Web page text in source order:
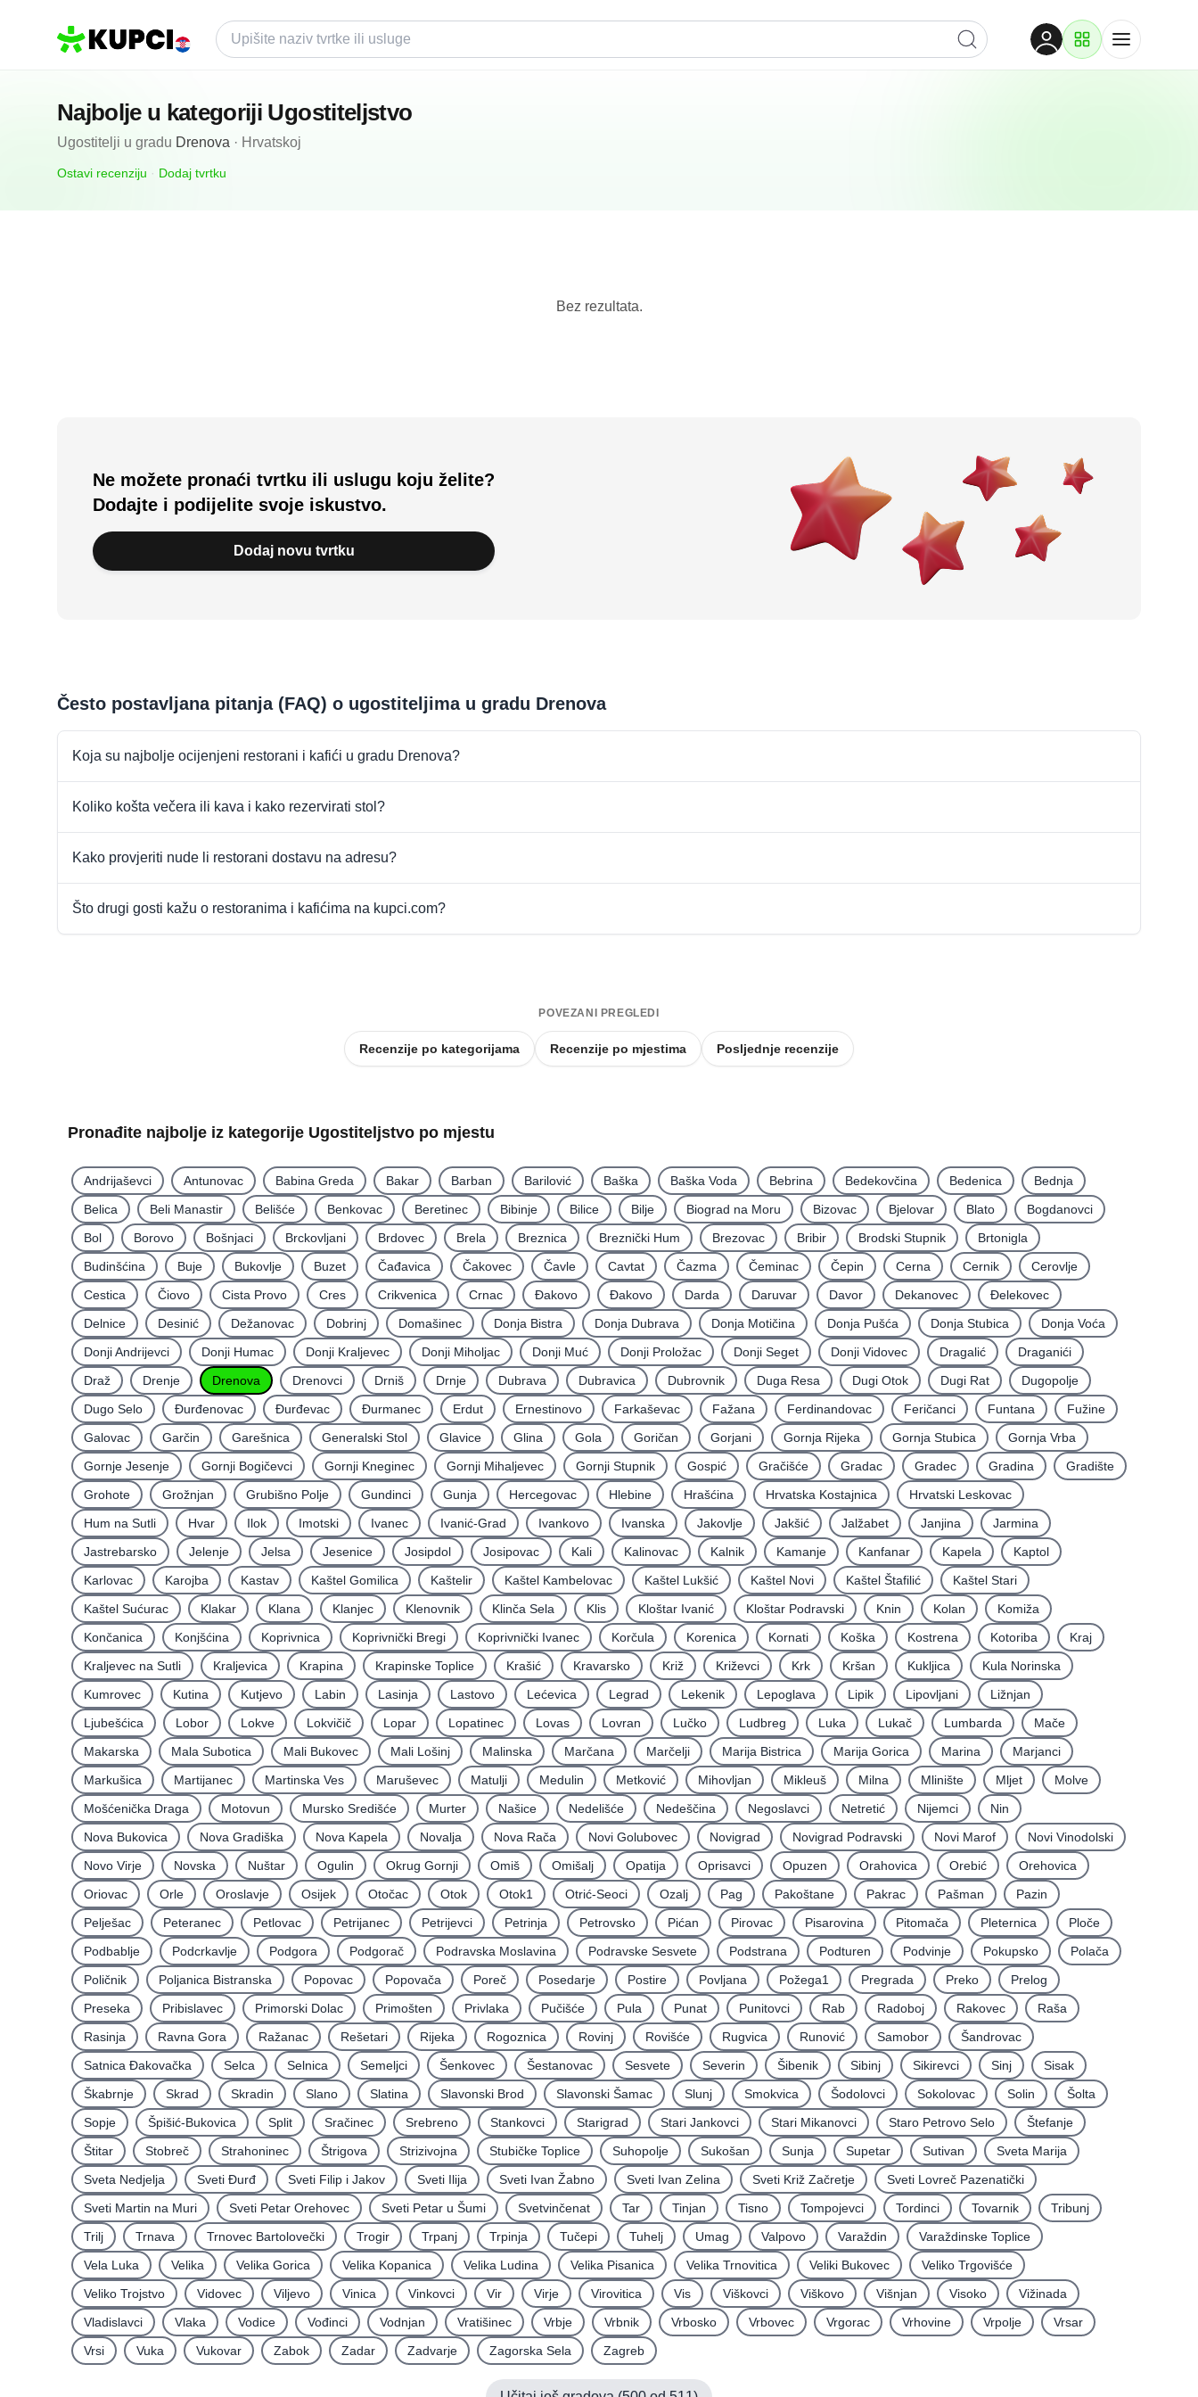
Posljednje recenzije
Dodaj tvrtku
Ostavi recenziju
Najbolje u kategoriji Ugostiteljstvo
Ugostitelji u gradu Drenova · Hrvatskoj
Ostavi recenziju · Dodaj tvrtku
Bez rezultata.
Ne možete pronaći tvrtku ili uslugu koju želite?
Dodajte i podijelite svoje iskustvo.
Dodaj novu tvrtku
Često postavljana pitanja (FAQ) o ugostiteljima u gradu Drenova
Koja su najbolje ocijenjeni restorani i kafići u gradu Drenova?
Koliko košta večera ili kava i kako rezervirati stol?
Kako provjeriti nude li restorani dostavu na adresu?
Što drugi gosti kažu o restoranima i kafićima na kupci.com?
POVEZANI PREGLEDI
Recenzije po kategorijama Recenzije po mjestima Posljednje recenzije
Pronađite najbolje iz kategorije Ugostiteljstvo po mjestu
Andrijaševci Antunovac Babina Greda Bakar Barban Barilović Baška Baška Voda Bebrina Bedekovčina Bedenica
Bednja
Belica
Beli Manastir Belišće Benkovac Beretinec Bibinje Bilice Bilje Biograd na Moru Bizovac Bjelovar Blato
Bogdanovci
Bol
Borovo Bošnjaci Brckovljani Brdovec Brela Breznica Breznički Hum Brezovac Bribir Brodski Stupnik
Brtonigla
Budinšćina
Buje Bukovlje Buzet Čađavica Čakovec Čavle Cavtat Čazma Čeminac Čepin Cerna Cernik
Cerovlje
Cestica
Čiovo Cista Provo Cres Crikvenica Crnac Đakovo Ðakovo Darda Daruvar Davor Dekanovec
Ðelekovec
Delnice
Desinić Dežanovac Dobrinj Domašinec Donja Bistra Donja Dubrava Donja Motičina Donja Pušća Donja Stubica
Donja Voća
Donji Andrijevci
Donji Humac Donji Kraljevec Donji Miholjac Donji Muć Donji Proložac Donji Seget Donji Vidovec Dragalić
Draganići
Draž
Drenje Drenova Drenovci Drniš Drnje Dubrava Dubravica Dubrovnik Duga Resa Dugi Otok Dugi Rat
Dugopolje
Dugo Selo
Ðurđenovac Ðurđevac Ðurmanec Erdut Ernestinovo Farkaševac Fažana Ferdinandovac Feričanci Funtana
Fužine
Galovac
Garčin Garešnica Generalski Stol Glavice Glina Gola Goričan Gorjani Gornja Rijeka Gornja Stubica
Gornja Vrba
Gornje Jesenje
Gornji Bogičevci Gornji Kneginec Gornji Mihaljevec Gornji Stupnik Gospić Gračišće Gradac Gradec Gradina
Gradište
Grohote
Grožnjan Grubišno Polje Gundinci Gunja Hercegovac Hlebine Hrašćina Hrvatska Kostajnica
Hrvatski Leskovac
Hum na Sutli
Hvar Ilok Imotski Ivanec Ivanić-Grad Ivankovo Ivanska Jakovlje Jakšić Jalžabet Janjina
Jarmina
Jastrebarsko
Jelenje Jelsa Jesenice Josipdol Josipovac Kali Kalinovac Kalnik Kamanje Kanfanar Kapela
Kaptol
Karlovac
Karojba Kastav Kaštel Gomilica Kaštelir Kaštel Kambelovac Kaštel Lukšić Kaštel Novi Kaštel Štafilić
Kaštel Stari
Kaštel Sućurac
Klakar Klana Klanjec Klenovnik Klinča Sela Klis Kloštar Ivanić Kloštar Podravski Knin Kolan
Komiža
Končanica
Konjšćina Koprivnica Koprivnički Bregi Koprivnički Ivanec Korčula Korenica Kornati Koška Kostrena Kotoriba
Kraj
Kraljevec na Sutli
Kraljevica Krapina Krapinske Toplice Krašić Kravarsko Križ Križevci Krk Kršan Kukljica
Kula Norinska
Kumrovec
Kutina Kutjevo Labin Lasinja Lastovo Lećevica Legrad Lekenik Lepoglava Lipik Lipovljani
Ližnjan
Ljubešćica
Lobor Lokve Lokvičič Lopar Lopatinec Lovas Lovran Lučko Ludbreg Luka Lukač Lumbarda
Mače
Makarska
Mala Subotica Mali Bukovec Mali Lošinj Malinska Marčana Marčelji Marija Bistrica Marija Gorica Marina
Marjanci
Markušica
Martijanec Martinska Ves Maruševec Matulji Medulin Metković Mihovljan Mikleuš Milna Mlinište Mljet
Molve
Mošćenička Draga
Motovun Mursko Središće Murter Našice Nedelišće Nedeščina Negoslavci Netretić Nijemci
Nin
Nova Bukovica
Nova Gradiška Nova Kapela Novalja Nova Rača Novi Golubovec Novigrad Novigrad Podravski Novi Marof
Novi Vinodolski
Novo Virje
Novska Nuštar Ogulin Okrug Gornji Omiš Omišalj Opatija Oprisavci Opuzen Orahovica Orebić
Orehovica
Oriovac
Orle Oroslavje Osijek Otočac Otok Otok1 Otrić-Seoci Ozalj Pag Pakoštane Pakrac Pašman
Pazin
Pelješac
Peteranec Petlovac Petrijanec Petrijevci Petrinja Petrovsko Pićan Pirovac Pisarovina Pitomača Pleternica
Ploče
Podbablje
Podcrkavlje Podgora Podgorač Podravska Moslavina Podravske Sesvete Podstrana Podturen Podvinje Pokupsko
Polača
Poličnik
Poljanica Bistranska Popovac Popovača Poreč Posedarje Postire Povljana Požega1 Pregrada Preko
Prelog
Preseka
Pribislavec Primorski Dolac Primošten Privlaka Pučišće Pula Punat Punitovci Rab Radoboj Rakovec
Raša
Rasinja
Ravna Gora Ražanac Rešetari Rijeka Rogoznica Rovinj Rovišće Rugvica Runović Samobor
Šandrovac
Satnica Ðakovačka
Selca Selnica Semeljci Šenkovec Šestanovac Sesvete Severin Šibenik Sibinj Sikirevci Sinj
Sisak
Škabrnje
Skrad Skradin Slano Slatina Slavonski Brod Slavonski Šamac Slunj Smokvica Šodolovci Sokolovac Solin
Šolta
Sopje
Špišić-Bukovica Split Sračinec Srebreno Stankovci Starigrad Stari Jankovci Stari Mikanovci Staro Petrovo Selo
Štefanje
Štitar
Stobreč Strahoninec Štrigova Strizivojna Stubičke Toplice Suhopolje Sukošan Sunja Supetar Sutivan
Sveta Marija
Sveta Nedjelja
Sveti Ðurđ Sveti Filip i Jakov Sveti Ilija Sveti Ivan Žabno Sveti Ivan Zelina Sveti Križ Začretje
Sveti Lovreč Pazenatički
Sveti Martin na Muri
Sveti Petar Orehovec Sveti Petar u Šumi Svetvinčenat Tar Tinjan Tisno Tompojevci Tordinci Tovarnik
Tribunj
Trilj
Trnava Trnovec Bartolovečki Trogir Trpanj Trpinja Tučepi Tuhelj Umag Valpovo Varaždin
Varaždinske Toplice
Vela Luka
Velika Velika Gorica Velika Kopanica Velika Ludina Velika Pisanica Velika Trnovitica Veliki Bukovec
Veliko Trgovišće
Veliko Trojstvo
Vidovec Viljevo Vinica Vinkovci Vir Virje Virovitica Vis Viškovci Viškovo Višnjan Visoko
Vižinada
Vladislavci
Vlaka Vodice Vođinci Vodnjan Vratišinec Vrbje Vrbnik Vrbosko Vrbovec Vrgorac Vrhovine Vrpolje
Vrsar
Vrsi
Vuka Vukovar Zabok Zadar Zadvarje Zagorska Sela Zagreb